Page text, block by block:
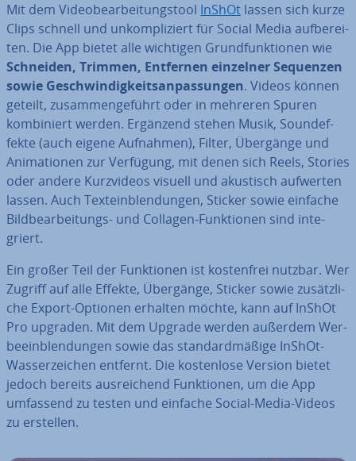
Mit dem Vi­deo­be­ar­bei­tungs­tool InShOt lassen sich kurze
Clips schnell und un­kom­pli­ziert für Social Media auf­be­rei­
ten. Die App bietet alle wichtigen Grund­funk­tio­nen wie
Schneiden, Trimmen, Entfernen einzelner Sequenzen
sowie Ge­schwin­dig­keits­an­pas­sun­gen. Videos können
geteilt, zu­sam­men­ge­führt oder in mehreren Spuren
kom­bi­niert werden. Ergänzend stehen Musik, Sound­ef­
fek­te (auch eigene Aufnahmen), Filter, Übergänge und
Ani­ma­tio­nen zur Verfügung, mit denen sich Reels, Stories
oder andere Kurz­vi­de­os visuell und akustisch aufwerten
lassen. Auch Text­ein­blen­dun­gen, Sticker sowie einfache
Bild­be­ar­bei­tungs- und Collagen-Funk­tio­nen sind in­te­
griert.
Ein großer Teil der Funk­tio­nen ist kos­ten­frei nutzbar. Wer
Zugriff auf alle Effekte, Übergänge, Sticker sowie zu­sätz­li­
che Export-Optionen erhalten möchte, kann auf InShOt
Pro upgraden. Mit dem Upgrade werden außerdem Wer­
be­ein­blen­dun­gen sowie das stan­dard­mä­ßi­ge InShOt-
Was­ser­zei­chen entfernt. Die kos­ten­lo­se Version bietet
jedoch bereits aus­rei­chend Funk­tio­nen, um die App
umfassend zu testen und einfache Social-Media-Videos
zu erstellen.